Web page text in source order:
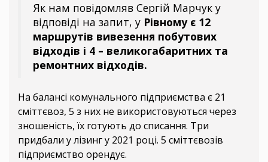
Як нам повідомляв Сергій Марчук у
відповіді на запит, у Рівному є 12
маршрутів вивезення побутових
відходів і 4 – великогабаритних та
ремонтних відходів.
На балансі комунального підприємства є 21
сміттєвоз, 5 з них не використовуються через
зношеність, їх готують до списання. Три
придбали у лізинг у 2021 році. 5 сміттєвозів
підприємство орендує.